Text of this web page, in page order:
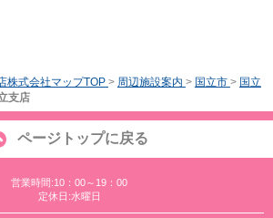
株式会社マップTOP > 周辺施設案内 > 国立市 > 国立
支店
ページトップに戻る
営業時間:10：00～19：00
定休日:水曜日